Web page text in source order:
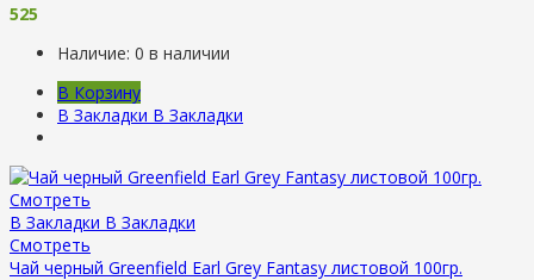
525
Наличие: 0 в наличии
В Корзину
В Закладки В Закладки
Смотреть
В Закладки В Закладки
Смотреть
Чай черный Greenfield Earl Grey Fantasy листовой 100гр.